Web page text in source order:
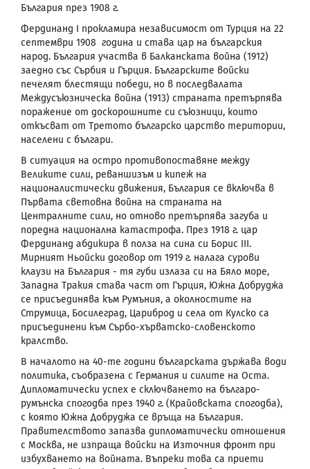
България през 1908 г.
Фердинанд I прокламира независимост от Турция на 22
септември 1908 година и става цар на българския
народ. България участва в Балканската война (1912)
заедно със Сърбия и Гърция. Българските войски
печелят блестящи победи, но в последвалата
Междусъюзническа война (1913) страната претърпява
поражение от доскорошните си съюзници, които
откъсват от Третото българско царство територии,
населени с българи.
В ситуация на остро противопоставяне между
Великите сили, реваншизъм и кипеж на
националистически движения, България се включва в
Първата световна война на страната на
Централните сили, но отново претърпява загуба и
поредна национална катастрофа. През 1918 г. цар
Фердинанд абдикира в полза на сина си Борис III.
Мирният Ньойски договор от 1919 г. налага сурови
клаузи на България - тя губи излаза си на Бяло море,
Западна Тракия става част от Гърция, Южна Добруджа
се присъединява към Румъния, а околностите на
Струмица, Босилеград, Цариброд и села от Кулско са
присъединени към Сърбо-хърватско-словенското
кралство.
В началото на 40-те години българската държава води
политика, съобразена с Германия и силите на Оста.
Дипломатически успех е сключването на българо-
румънска спогодба през 1940 г. (Крайовската спогодба),
с която Южна Добруджа се връща на България.
Правителството запазва дипломатически отношения
с Москва, не изпраща войски на Източния фронт при
избухването на войната. Въпреки това са приети